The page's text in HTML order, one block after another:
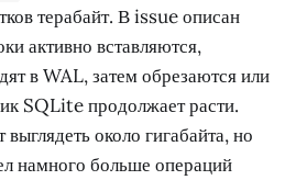
терабайт. В issue описан
активно вставляются,
в WAL, затем обрезаются или
SQLite продолжает расти.
около гигабайта, но
намного больше операций